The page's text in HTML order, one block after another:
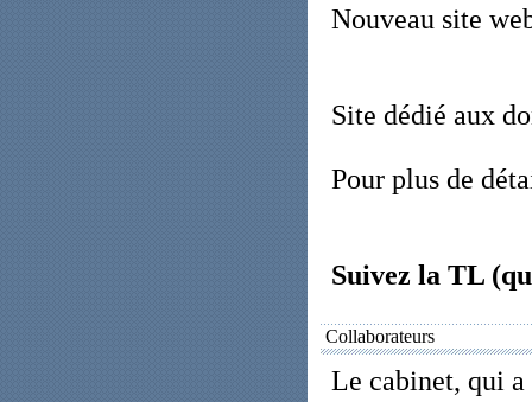
Nouveau site
Site dédié aux
Pour plus de
Suivez la TL
Collaborateurs
Le cabinet, qui a